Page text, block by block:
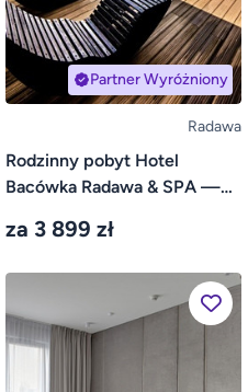
Partner Wyróżniony
Radawa
Rodzinny pobyt Hotel
Bacówka Radawa & SPA —
za 3 899 zł